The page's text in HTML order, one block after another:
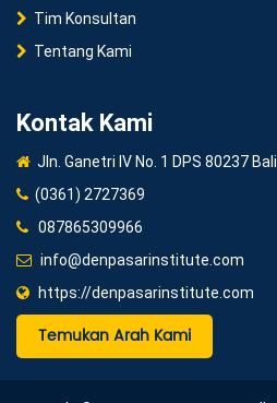
Tim Konsultan
Tentang Kami
Kontak Kami
Jln. Ganetri IV No. 1 DPS 80237 Bali
(0361) 2727369
087865309966
info@denpasarinstitute.com
https://denpasarinstitute.com
Temukan Arah Kami